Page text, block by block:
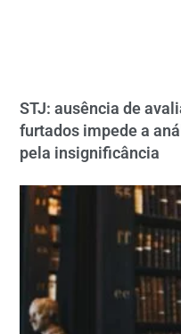
STJ: ausência de
furtados impede a
pela insignificância